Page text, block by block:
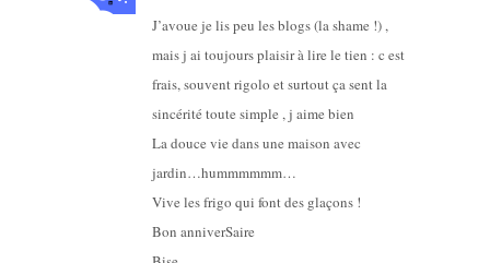
J’avoue je lis peu les blogs (la shame !) ,
mais j ai toujours plaisir à lire le tien : c est
frais, souvent rigolo et surtout ça sent la
sincérité toute simple , j aime bien
La douce vie dans une maison avec
jardin…hummmmmm…
Vive les frigo qui font des glaçons !
Bon anniverSaire